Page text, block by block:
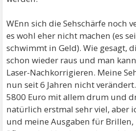
WEnn sich die Sehschärfe noch
es wohl eher nicht machen (es
schwimmt in Geld). Wie gesagt,
schon wieder raus und man
Laser-Nachkorrigieren. Meine
nun seit 6 Jahren nicht
5800 Euro mit allem drum und
natürlich erstmal sehr viel, aber
und meine Ausgaben für